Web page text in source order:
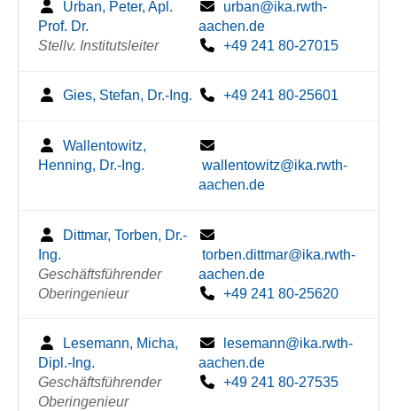
Urban, Peter, Apl.
Prof. Dr.
Stellv. Institutsleiter
urban@ika.rwth-
aachen.de
+49 241 80-27015
Gies, Stefan, Dr.-Ing. +49 241 80-25601
Wallentowitz,
Henning, Dr.-Ing.
wallentowitz@ika.rwth-
aachen.de
Dittmar, Torben, Dr.-
Ing.
Geschäftsführender
Oberingenieur
torben.dittmar@ika.rwth-
aachen.de
+49 241 80-25620
Lesemann, Micha,
Dipl.-Ing.
Geschäftsführender
Oberingenieur
lesemann@ika.rwth-
aachen.de
+49 241 80-27535